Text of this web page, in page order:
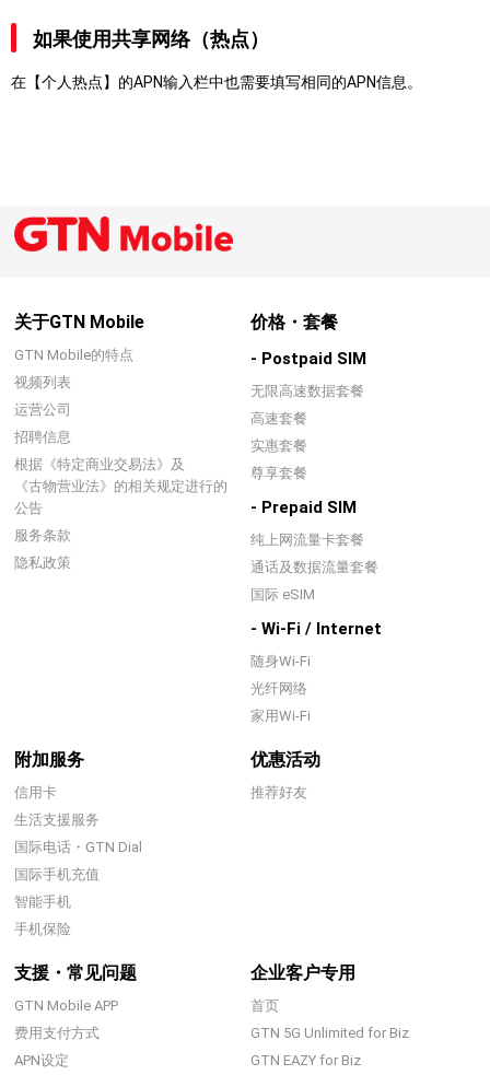
如果使用共享网络（热点）
在【个人热点】的APN输入栏中也需要填写相同的APN信息。
关于GTN Mobile
GTN Mobile的特点
视频列表
运营公司
招聘信息
根据《特定商业交易法》及
《古物营业法》的相关规定进行的
公告
服务条款
隐私政策
价格・套餐
- Postpaid SIM
无限高速数据套餐
高速套餐
实惠套餐
尊享套餐
- Prepaid SIM
纯上网流量卡套餐
通话及数据流量套餐
国际 eSIM
- Wi-Fi / Internet
随身Wi-Fi
光纤网络
家用Wi-Fi
附加服务
信用卡
生活支援服务
国际电话・GTN Dial
国际手机充值
智能手机
手机保险
优惠活动
推荐好友
支援・常见问题
GTN Mobile APP
费用支付方式
APN设定
企业客户专用
首页
GTN 5G Unlimited for Biz
GTN EAZY for Biz